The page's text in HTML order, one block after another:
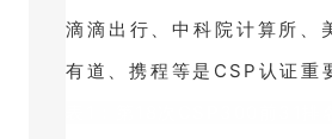
滴滴出行、中科院计算所、
有道、携程等是CSP认证重